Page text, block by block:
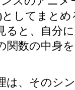
としてまと
ると、自分
関数の中身
は、そのシ